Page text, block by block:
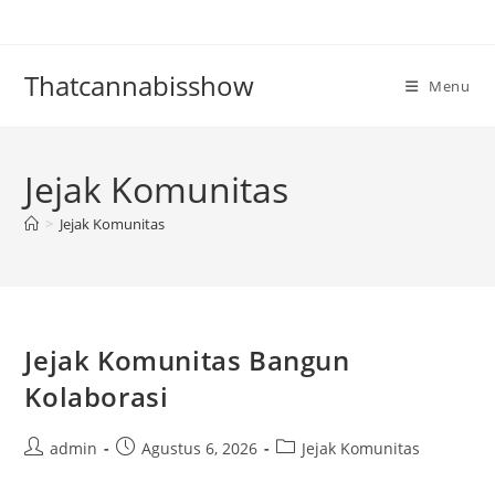
Thatcannabisshow Menu
Jejak Komunitas
> Jejak Komunitas
Jejak Komunitas Bangun
Kolaborasi
Postadmin
PostAgustus 6, 2026
PostJejak Komunitas